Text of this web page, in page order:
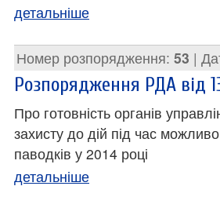
детальніше
Номер розпорядження: 53 |
Розпорядження РДА від
Про готовність органів
захисту до дій під час
паводків у 2014 році
детальніше